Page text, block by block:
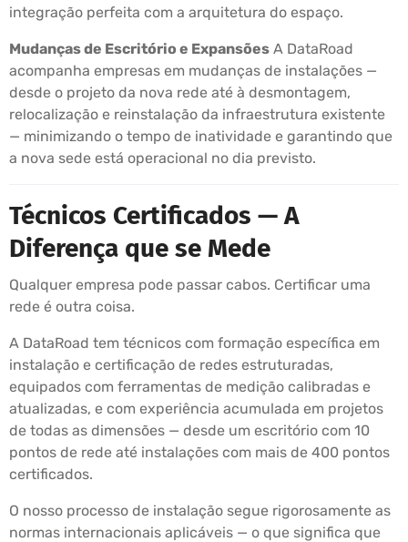
integração perfeita com a arquitetura do espaço.
Mudanças de Escritório e Expansões A DataRoad
acompanha empresas em mudanças de instalações —
desde o projeto da nova rede até à desmontagem,
relocalização e reinstalação da infraestrutura existente
— minimizando o tempo de inatividade e garantindo que
a nova sede está operacional no dia previsto.
Técnicos Certificados — A
Diferença que se Mede
Qualquer empresa pode passar cabos. Certificar uma
rede é outra coisa.
A DataRoad tem técnicos com formação específica em
instalação e certificação de redes estruturadas,
equipados com ferramentas de medição calibradas e
atualizadas, e com experiência acumulada em projetos
de todas as dimensões — desde um escritório com 10
pontos de rede até instalações com mais de 400 pontos
certificados.
O nosso processo de instalação segue rigorosamente as
normas internacionais aplicáveis — o que significa que